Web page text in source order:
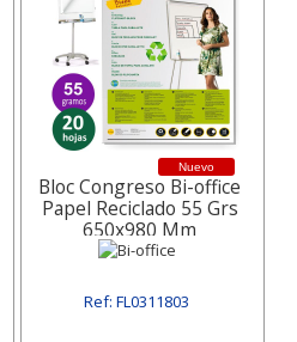
Nuevo
Bloc Congreso Bi-office
Papel Reciclado 55 Grs
650x980 Mm
Ref: FL0311803